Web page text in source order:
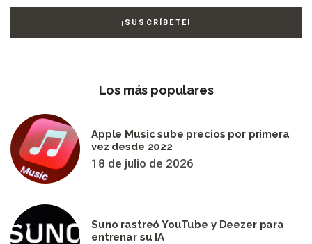
Los más populares
Apple Music sube precios por primera
vez desde 2022
18 de julio de 2026
Suno rastreó YouTube y Deezer para
entrenar su IA